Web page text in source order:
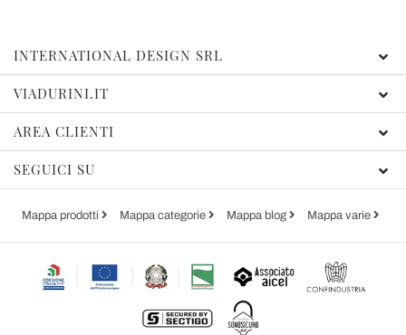
INTERNATIONAL DESIGN SRL
VIADURINI.IT
AREA CLIENTI
SEGUICI SU
Mappa prodotti Mappa categorie Mappa blog Mappa varie